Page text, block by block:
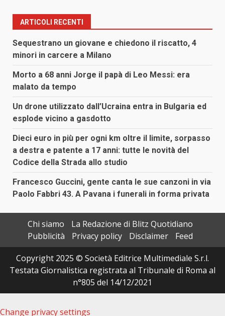
ARTICOLI RECENTI
Sequestrano un giovane e chiedono il riscatto, 4
minori in carcere a Milano
Morto a 68 anni Jorge il papà di Leo Messi: era
malato da tempo
Un drone utilizzato dall’Ucraina entra in Bulgaria ed
esplode vicino a gasdotto
Dieci euro in più per ogni km oltre il limite, sorpasso
a destra e patente a 17 anni: tutte le novità del
Codice della Strada allo studio
Francesco Guccini, gente canta le sue canzoni in via
Paolo Fabbri 43. A Pavana i funerali in forma privata
Chi siamo
La Redazione di Blitz Quotidiano
Pubblicità
Privacy policy Disclaimer
Feed
Copyright 2025 © Società Editrice Multimediale S.r.l.
Testata Giornalistica registrata al Tribunale di Roma al
n°805 del 14/12/2021
Change privacy settings